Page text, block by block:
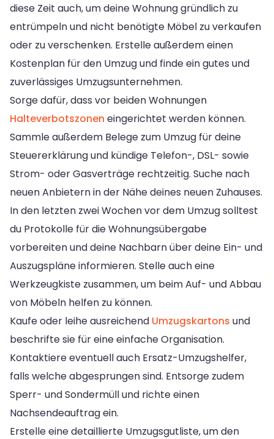
diese Zeit auch, um deine Wohnung gründlich zu
entrümpeln und nicht benötigte Möbel zu verkaufen
oder zu verschenken. Erstelle außerdem einen
Kostenplan für den Umzug und finde ein gutes und
zuverlässiges Umzugsunternehmen.
Sorge dafür, dass vor beiden Wohnungen
Halteverbotszonen eingerichtet werden können.
Sammle außerdem Belege zum Umzug für deine
Steuererklärung und kündige Telefon-, DSL- sowie
Strom- oder Gasverträge rechtzeitig. Suche nach
neuen Anbietern in der Nähe deines neuen Zuhauses.
In den letzten zwei Wochen vor dem Umzug solltest
du Protokolle für die Wohnungsübergabe
vorbereiten und deine Nachbarn über deine Ein- und
Auszugspläne informieren. Stelle auch eine
Werkzeugkiste zusammen, um beim Auf- und Abbau
von Möbeln helfen zu können.
Kaufe oder leihe ausreichend Umzugskartons und
beschrifte sie für eine einfache Organisation.
Kontaktiere eventuell auch Ersatz-Umzugshelfer,
falls welche abgesprungen sind. Entsorge zudem
Sperr- und Sondermüll und richte einen
Nachsendeauftrag ein.
Erstelle eine detaillierte Umzugsgutliste, um den